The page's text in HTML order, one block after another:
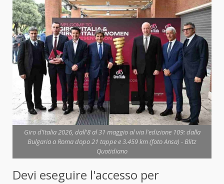
Giro d’Italia 2026, dall'8 al 31 maggio al via l'edizione 109: dalla
Bulgaria a Roma dopo 21 tappe e 3.459 km (foto Ansa) - Blitz
Quotidiano
Devi eseguire l'accesso per